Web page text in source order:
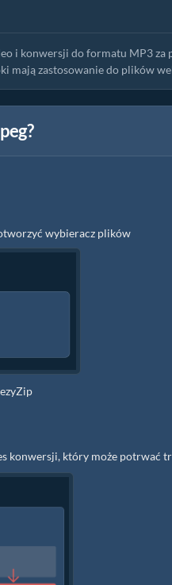
i konwersji do formatu MP3
mają zastosowanie do plików
wybieracz plików
konwersji, który może potrwać